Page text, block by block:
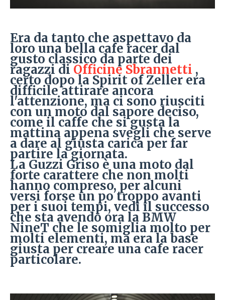
Era da tanto che aspettavo da
loro una bella cafe racer dal
gusto classico da parte dei
ragazzi di Officine Sbrannetti ,
certo dopo la Spirit of Zeller era
difficile attirare ancora
l'attenzione, ma ci sono riusciti
con un moto dal sapore deciso,
come il caffe che si gusta la
mattina appena svegli che serve
a dare al giusta carica per far
partire la giornata.
La Guzzi Griso è una moto dal
forte carattere che non molti
hanno compreso, per alcuni
versi forse un po troppo avanti
per i suoi tempi, vedi il successo
che sta avendo ora la BMW
NineT che le somiglia molto per
molti elementi, ma era la base
giusta per creare una cafe racer
particolare.